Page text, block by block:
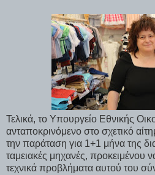
Τελικά, το Υπουργείο Εθνικής
ανταποκρινόμενο στο σχετικό
την παράταση για 1+1 μήνα της
ταμειακές μηχανές, προκειμένου
τεχνικά προβλήματα αυτού του